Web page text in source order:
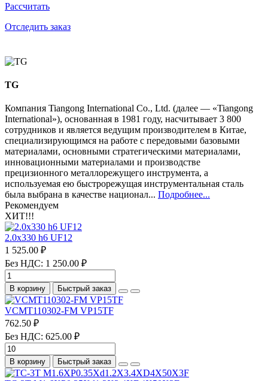
Рассчитать
Отследить заказ
TG
Компания Tiangong International Co., Ltd. (далее — «Tiangong
International»), основанная в 1981 году, насчитывает 3 800
сотрудников и является ведущим производителем в Китае,
специализирующимся на работе с передовыми базовыми
материалами, основными стратегическими материалами,
инновационными материалами и производстве
прецизионного металлорежущего инструмента, а
используемая ею быстрорежущая инструментальная сталь
была выбрана в качестве национал... Подробнее...
Рекомендуем
ХИТ!!!
2.0х330 h6 UF12
1 525.00 ₽
Без НДС: 1 250.00 ₽
В корзину Быстрый заказ
VCMT110302-FM VP15TF
762.50 ₽
Без НДС: 625.00 ₽
В корзину Быстрый заказ